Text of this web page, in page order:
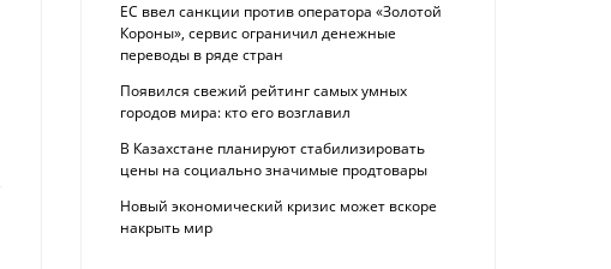
ЕС ввел санкции против оператора «Золотой
Короны», сервис ограничил денежные
переводы в ряде стран
Появился свежий рейтинг самых умных
городов мира: кто его возглавил
В Казахстане планируют стабилизировать
цены на социально значимые продтовары
Новый экономический кризис может вскоре
накрыть мир